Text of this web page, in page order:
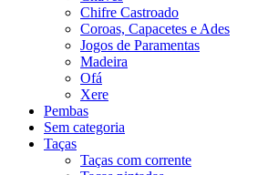
Chifre Castroado
Coroas, Capacetes e Ades
Jogos de Paramentas
Madeira
Ofá
Xere
Pembas
Sem categoria
Taças
Taças com corrente